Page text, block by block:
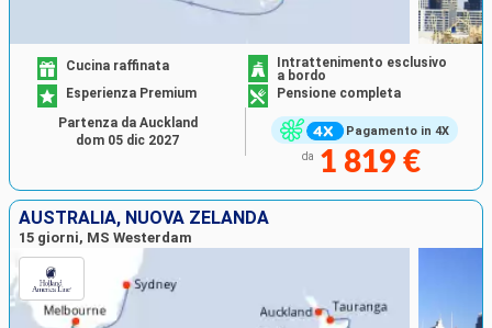
Pagamento in 4X
Cucina raffinata
Intrattenimento esclusivo
a bordo
Esperienza Premium
Pensione completa
da 1 819 €
Partenza da Auckland
dom 05 dic 2027
AUSTRALIA, NUOVA ZELANDA
15 giorni, MS Westerdam